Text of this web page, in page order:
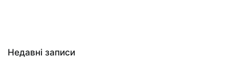
Недавні записи